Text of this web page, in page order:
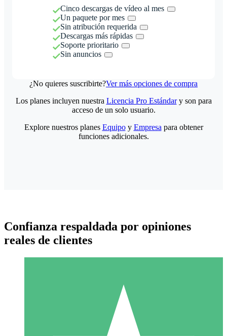
Cinco descargas de vídeo al mes
Un paquete por mes
Sin atribución requerida
Descargas más rápidas
Soporte prioritario
Sin anuncios
¿No quieres suscribirte?Ver más opciones de compra
Paquetes de Créditos Individuales
Los planes incluyen nuestra Licencia Pro Estándary son para
acceso de un solo usuario.
Explore nuestros planes Equipoy Empresa para obtener
funciones adicionales.
Confianza respaldada por opiniones
reales de clientes